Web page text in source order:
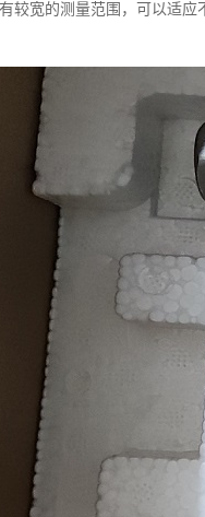
较宽的测量范围，可以适